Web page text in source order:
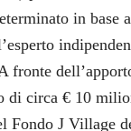
in base
fronte
di circa € 10
Fondo J Village